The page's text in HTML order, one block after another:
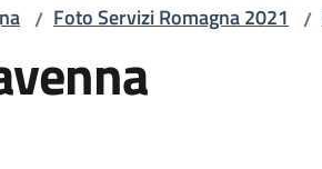
/ Foto Servizi Romagna 2021 /